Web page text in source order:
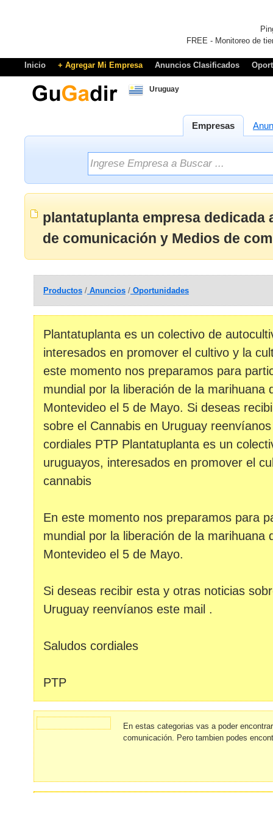
FREE - Monitoreo de
Inicio + Agregar Mi Empresa Anuncios Clasificados
Uruguay
Empresas
plantatuplanta empresa dedicada
de comunicación y Medios de
Productos / Anuncios / Oportunidades
Plantatuplanta es un colectivo de
interesados en promover el cultivo y la
este momento nos preparamos para
mundial por la liberación de la marihuana
Montevideo el 5 de Mayo. Si deseas
sobre el Cannabis en Uruguay
cordiales PTP Plantatuplanta es un
uruguayos, interesados en promover el
cannabis
En este momento nos preparamos para
mundial por la liberación de la marihuana
Montevideo el 5 de Mayo.
Si deseas recibir esta y otras noticias
Uruguay reenvíanos este mail .
Saludos cordiales
PTP
En estas categorias vas a poder
comunicación. Pero tambien podes